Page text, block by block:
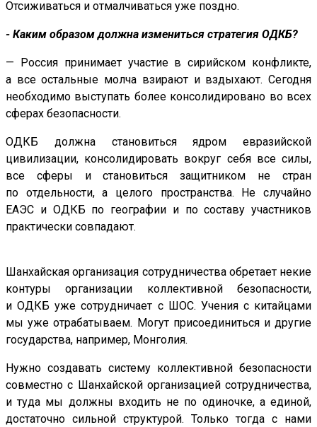
Отсиживаться и отмалчиваться уже поздно.
- Каким образом должна измениться стратегия ОДКБ?
— Россия принимает участие в сирийском конфликте,
а все остальные молча взирают и вздыхают. Сегодня
необходимо выступать более консолидировано во всех
сферах безопасности.
ОДКБ должна становиться ядром евразийской
цивилизации, консолидировать вокруг себя все силы,
все сферы и становиться защитником не стран
по отдельности, а целого пространства. Не случайно
ЕАЭС и ОДКБ по географии и по составу участников
практически совпадают.
Шанхайская организация сотрудничества обретает некие
контуры организации коллективной безопасности,
и ОДКБ уже сотрудничает с ШОС. Учения с китайцами
мы уже отрабатываем. Могут присоединиться и другие
государства, например, Монголия.
Нужно создавать систему коллективной безопасности
совместно с Шанхайской организацией сотрудничества,
и туда мы должны входить не по одиночке, а единой,
достаточно сильной структурой. Только тогда с нами